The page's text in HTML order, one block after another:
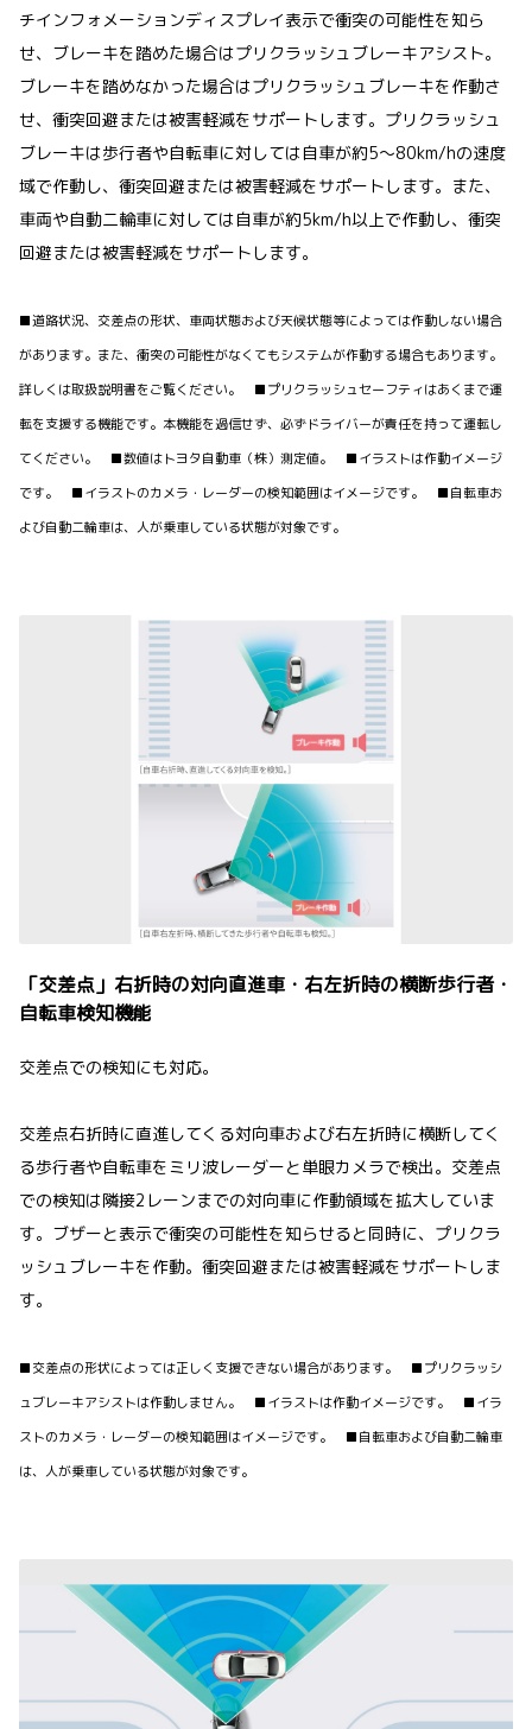
チインフォメーションディスプレイ表示で衝突の可能性を知ら
せ、ブレーキを踏めた場合はプリクラッシュブレーキアシスト。
ブレーキを踏めなかった場合はプリクラッシュブレーキを作動さ
せ、衝突回避または被害軽減をサポートします。プリクラッシュ
ブレーキは歩行者や自転車に対しては自車が約5〜80km/hの速度
域で作動し、衝突回避または被害軽減をサポートします。また、
車両や自動二輪車に対しては自車が約5km/h以上で作動し、衝突
回避または被害軽減をサポートします。
■道路状況、交差点の形状、車両状態および天候状態等によっては作動しない場合
があります。また、衝突の可能性がなくてもシステムが作動する場合もあります。
詳しくは取扱説明書をご覧ください。 ■プリクラッシュセーフティはあくまで運
転を支援する機能です。本機能を過信せず、必ずドライバーが責任を持って運転し
てください。 ■数値はトヨタ自動車（株）測定値。 ■イラストは作動イメージ
です。 ■イラストのカメラ・レーダーの検知範囲はイメージです。 ■自転車お
よび自動二輪車は、人が乗車している状態が対象です。
「交差点」右折時の対向直進車・右左折時の横断歩行者・
自転車検知機能
交差点での検知にも対応。
交差点右折時に直進してくる対向車および右左折時に横断してく
る歩行者や自転車をミリ波レーダーと単眼カメラで検出。交差点
での検知は隣接2レーンまでの対向車に作動領域を拡大していま
す。ブザーと表示で衝突の可能性を知らせると同時に、プリクラ
ッシュブレーキを作動。衝突回避または被害軽減をサポートしま
す。
■交差点の形状によっては正しく支援できない場合があります。 ■プリクラッシ
ュブレーキアシストは作動しません。 ■イラストは作動イメージです。 ■イラ
ストのカメラ・レーダーの検知範囲はイメージです。 ■自転車および自動二輪車
は、人が乗車している状態が対象です。